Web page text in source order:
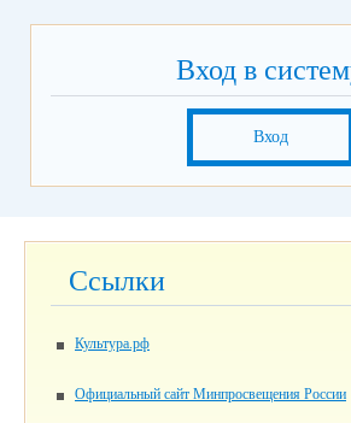
Вход в
Вход
Ссылки
Культура.рф
Официальный сайт Минпросвещения России